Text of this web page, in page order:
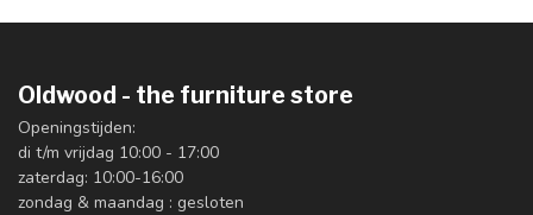
Oldwood - the furniture store
Openingstijden:
di t/m vrijdag 10:00 - 17:00
zaterdag: 10:00-16:00
zondag & maandag : gesloten